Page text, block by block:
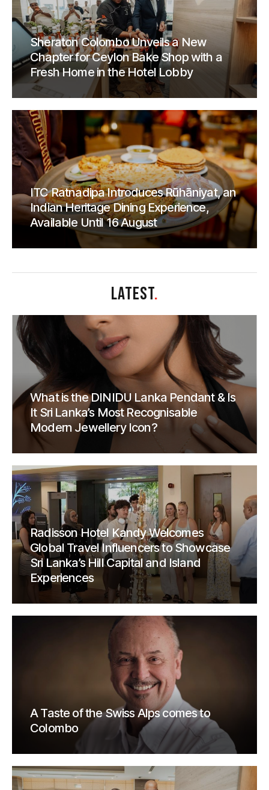
Sheraton Colombo Unveils a New
Chapter for Ceylon Bake Shop with a
Fresh Home in the Hotel Lobby
ITC Ratnadipa Introduces Rūhāniyat, an
Indian Heritage Dining Experience,
Available Until 16 August
LATEST.
What is the DINIDU Lanka Pendant & Is
It Sri Lanka’s Most Recognisable
Modern Jewellery Icon?
Radisson Hotel Kandy Welcomes
Global Travel Influencers to Showcase
Sri Lanka’s Hill Capital and Island
Experiences
A Taste of the Swiss Alps comes to
Colombo